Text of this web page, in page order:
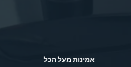
אמינות מעל הכל